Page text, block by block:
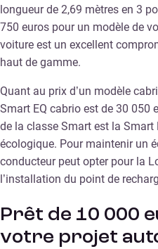
longueur de 2,69 mètres en 3
750 euros pour un modèle de
voiture est un excellent
haut de gamme.
Quant au prix d’un modèle
Smart EQ cabrio est de 30 050
de la classe Smart est la
écologique. Pour maintenir un
conducteur peut opter pour la
l’installation du point de
Prêt de 10 000
votre projet